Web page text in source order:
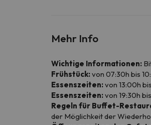
Mehr Info
Wichtige Informationen:
Frühstück:von 07:30h bis
Essenszeiten:von 13:00h
Essenszeiten:von 19:30h
Regeln für Buffet-
der Möglichkeit der